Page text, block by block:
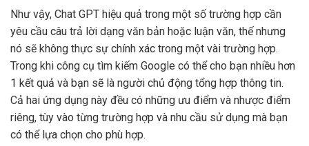
Như vậy, Chat GPT hiệu quả trong một số trường hợp cần
yêu cầu câu trả lời dạng văn bản hoặc luận văn, thế nhưng
nó sẽ không thực sự chính xác trong một vài trường hợp.
Trong khi công cụ tìm kiếm Google có thể cho bạn nhiều hơn
1 kết quả và bạn sẽ là người chủ động tổng hợp thông tin.
Cả hai ứng dụng này đều có những ưu điểm và nhược điểm
riêng, tùy vào từng trường hợp và nhu cầu sử dụng mà bạn
có thể lựa chọn cho phù hợp.